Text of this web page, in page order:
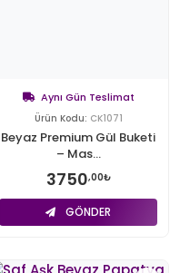
Aynı Gün Teslimat
Ürün Kodu: CK1071
Beyaz Premium Gül Buketi
– Mas...
3750,00₺
GÖNDER